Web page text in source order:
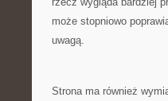
może stopniowo
uwagą.
Strona ma również